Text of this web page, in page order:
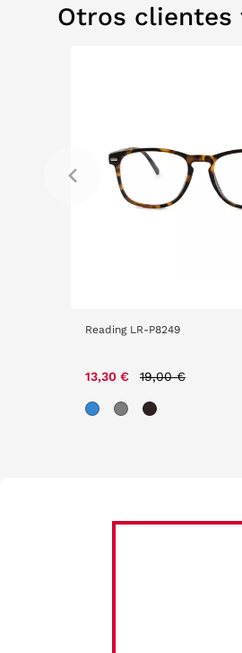
Otros clientes
Reading LR-P8249
13,30 € 19,00 €